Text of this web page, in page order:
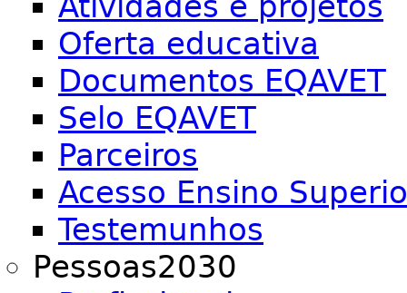
Oferta educativa
Documentos EQAVET
Selo EQAVET
Parceiros
Acesso Ensino
Testemunhos
Pessoas2030